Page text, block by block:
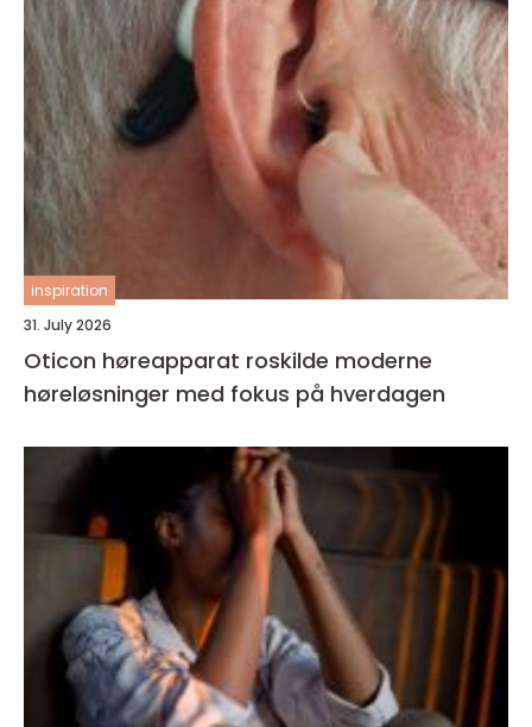
inspiration
31. July 2026
Oticon høreapparat roskilde moderne
høreløsninger med fokus på hverdagen